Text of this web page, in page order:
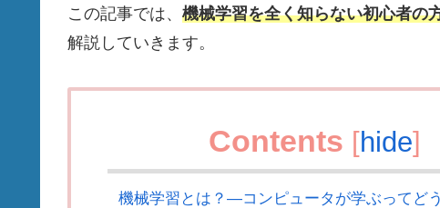
この記事では、 機械学習を全く知らない初心者の
解説していきます。
Contents [hide]
機械学習とは？—コンピュータが学ぶってど